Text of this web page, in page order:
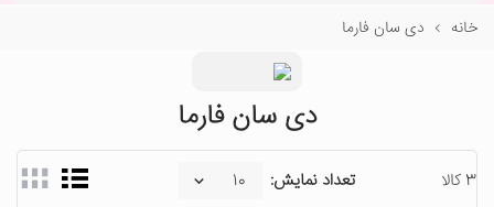
خانه دی سان فارما
دی سان فارما
3 کالا تعداد نمایش: